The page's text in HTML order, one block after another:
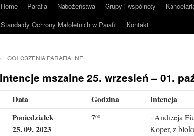
Home Parafia Nabożeństwa Grupy i wspólnoty
Standardy Ochrony Małoletnich w Parafii
Kontakt
← OGŁOSZENIA PARAFIALNE
Intencje mszalne 25. wrzesień – 01.
Data Godzina
Intencja
Poniedziałek
25. 09. 2023
700
+Andrzeja
Koper, z